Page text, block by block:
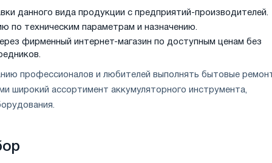
данного вида продукции с предприятий-производителей.
по техническим параметрам и назначению.
фирменный интернет-магазин по доступным ценам без
профессионалов и любителей выполнять бытовые
широкий ассортимент аккумуляторного инструмента,